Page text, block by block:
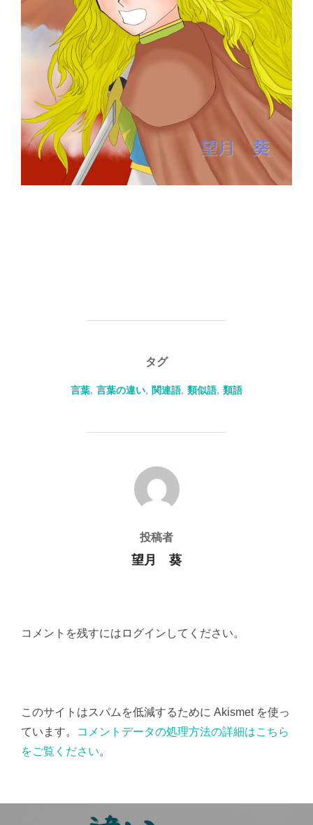
タグ
言葉, 言葉の違い, 関連語, 類似語, 類語
投稿者
投稿者
望月 葵
コメントを残すにはログインしてください。
このサイトはスパムを低減するために Akismet を使っ
ています。
コメントデータの処理方法の詳細はこちら
をご覧ください。